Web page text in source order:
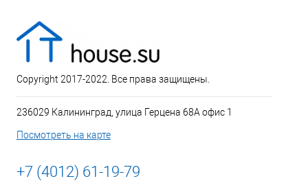
Copyright 2017-2022. Все права защищены.
236029 Калининград, улица Герцена 68А офис 1
Посмотреть на карте
+7 (4012) 61-19-79